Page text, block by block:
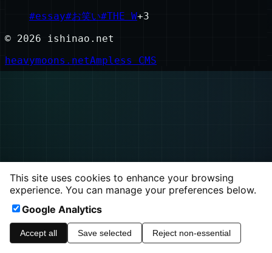
#essay#お笑い#THE W+3
© 2026
ishinao.net
heavymoons.netAmpless CMS
This site uses cookies to enhance your browsing
experience. You can manage your preferences below.
Google Analytics
Accept all Save selected Reject non-essential